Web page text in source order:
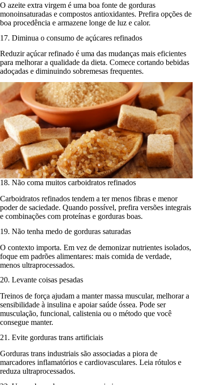
O azeite extra virgem é uma boa fonte de gorduras
monoinsaturadas e compostos antioxidantes. Prefira opções de
boa procedência e armazene longe de luz e calor.
17. Diminua o consumo de açúcares refinados
Reduzir açúcar refinado é uma das mudanças mais eficientes
para melhorar a qualidade da dieta. Comece cortando bebidas
adoçadas e diminuindo sobremesas frequentes.
18. Não coma muitos carboidratos refinados
Carboidratos refinados tendem a ter menos fibras e menor
poder de saciedade. Quando possível, prefira versões integrais
e combinações com proteínas e gorduras boas.
19. Não tenha medo de gorduras saturadas
O contexto importa. Em vez de demonizar nutrientes isolados,
foque em padrões alimentares: mais comida de verdade,
menos ultraprocessados.
20. Levante coisas pesadas
Treinos de força ajudam a manter massa muscular, melhorar a
sensibilidade à insulina e apoiar saúde óssea. Pode ser
musculação, funcional, calistenia ou o método que você
consegue manter.
21. Evite gorduras trans artificiais
Gorduras trans industriais são associadas a piora de
marcadores inflamatórios e cardiovasculares. Leia rótulos e
reduza ultraprocessados.